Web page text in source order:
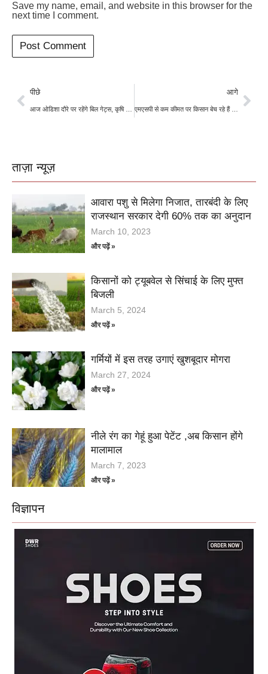
Save my name, email, and website in this browser for the
next time I comment.
पीछे
आज ओडिशा दौरे पर रहेंगे बिल गेट्स, कृषि संबंधित मुद्दों पर करेंगे राज्य सरकार के अफसरों से चर्चा
आगे
एमएसपी से कम कीमत पर किसान बेच रहे हैं सोयाबीन, जानिए क्या हैं कारण
ताज़ा न्यूज़
आवारा पशु से मिलेगा निजात, तारबंदी के लिए
राजस्थान सरकार देगी 60% तक का अनुदान
March 10, 2023
और पढ़ें »
किसानों को ट्यूबवेल से सिंचाई के लिए मुफ्त
बिजली
March 5, 2024
और पढ़ें »
गर्मियों में इस तरह उगाएं खुशबूदार मोगरा
March 27, 2024
और पढ़ें »
नीले रंग का गेहूं हुआ पेटेंट ,अब किसान होंगे
मालामाल
March 7, 2023
और पढ़ें »
विज्ञापन